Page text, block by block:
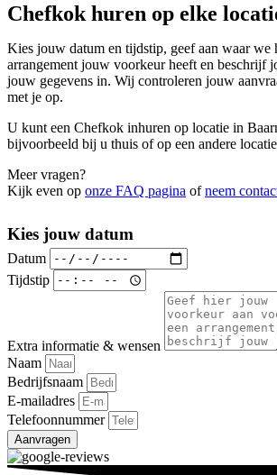
Chefkok huren op elke
Kies jouw datum en tijdstip, geef aan waar we
arrangement jouw voorkeur heeft en beschrijf
jouw gegevens in. Wij controleren jouw
met je op.
U kunt een Chefkok inhuren op locatie in
bijvoorbeeld bij u thuis of op een andere
Meer vragen?
Kijk even op onze FAQ pagina ofneem
Kies jouw datum
Datum
Tijdstip
Extra informatie & wensen
Naam
Bedrijfsnaam
E-mailadres
Telefoonnummer
Aanvragen